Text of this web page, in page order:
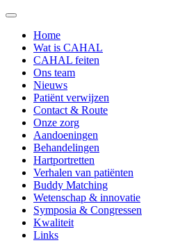
Home
Wat is CAHAL
CAHAL feiten
Ons team
Nieuws
Patiënt verwijzen
Contact & Route
Onze zorg
Aandoeningen
Behandelingen
Hartportretten
Verhalen van patiënten
Buddy Matching
Wetenschap & innovatie
Symposia & Congressen
Kwaliteit
Links